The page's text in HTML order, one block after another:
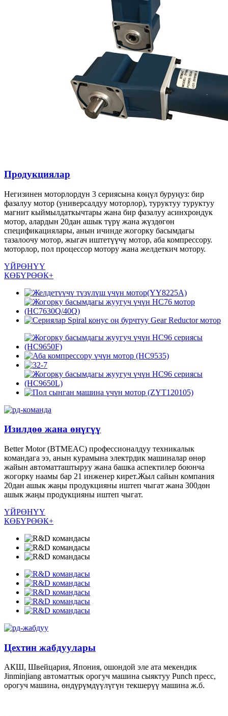
Продукциялар
Негизинен моторлордун 3 сериясына көңүл буруңуз: бир
фазалуу мотор (универсалдуу моторлор), туруктуу туруктуу
магнит кыймылдаткычтары жана бир фазалуу асинхрондук
мотор, алардын 20дан ашык түрү жана жүздөгөн
спецификациялары, анын ичинде жогорку басымдагы
тазалоочу мотор, жыгач иштетүүчү мотор, аба компрессору.
моторлор, пол процессор мотору жана желдеткич мотору.
ҮЙРӨНҮҮ
КӨБҮРӨӨК+
Изилдөө жана өнүгүү
Better Motor (BTMEAC) профессионалдуу техникалык
командага ээ, анын курамына электрдик машиналар өнөр
жайын автоматташтыруу жана башка аспектилер боюнча
жогорку наамы бар 21 инженер кирет.Жыл сайын компания
20дан ашык жаңы продукцияны иштеп чыгат жана 300дөн
ашык жаңы продукцияны иштеп чыгат.
ҮЙРӨНҮҮ
КӨБҮРӨӨК+
Цехтин жабдуулары
АКШ, Швейцария, Япония, ошондой эле ата мекендик
Jinminjiang автоматтык орогуч машина сыяктуу Punch пресс,
орогуч машина, өндүрүмдүүлүгүн текшерүү машина ж.б.